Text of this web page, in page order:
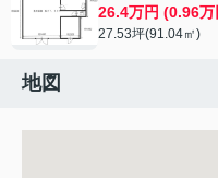
26.4万円 (0.96万
27.53坪(91.04㎡)
地図